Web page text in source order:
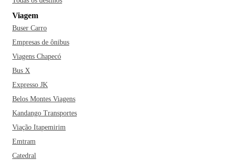
Viagem
Buser Carro
Empresas de ônibus
Viagens Chapecó
Bus X
Expresso JK
Belos Montes Viagens
Kandango Transportes
Viação Itapemirim
Emtram
Catedral